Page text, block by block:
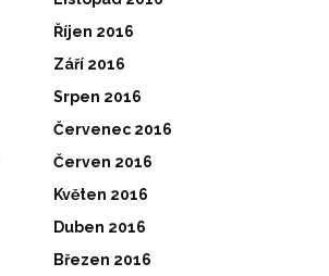
Říjen 2016
Září 2016
Srpen 2016
Červenec 2016
Červen 2016
Květen 2016
Duben 2016
Březen 2016